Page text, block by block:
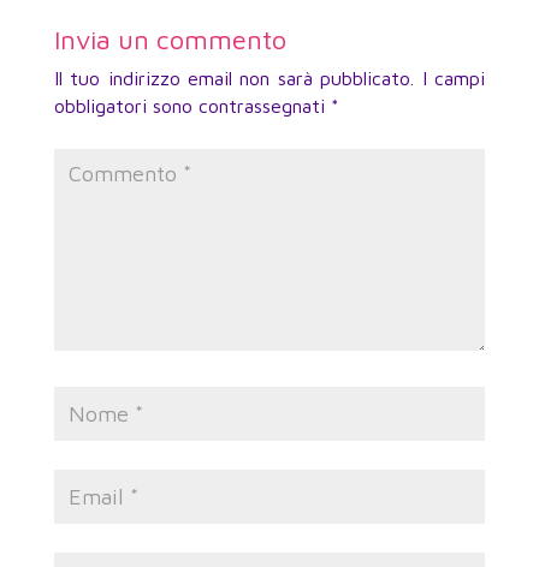
Invia un commento
Il tuo indirizzo email non sarà pubblicato.
I campi
obbligatori sono contrassegnati *